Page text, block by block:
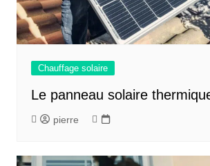
Chauffage solaire
Le panneau solaire
pierre